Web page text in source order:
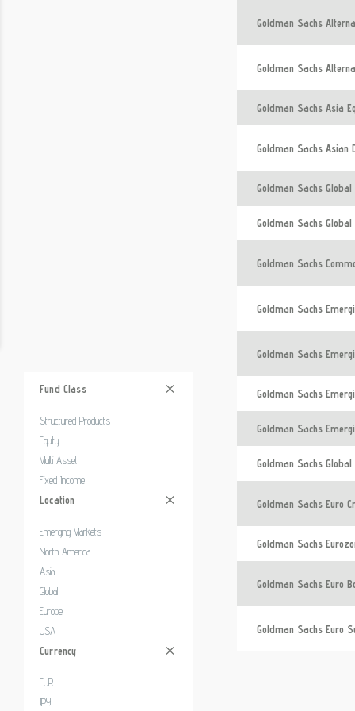
Fund Class
Structured Products
Equity
Multi Asset
Fixed Income
Location
Emerging Markets
North America
Asia
Global
Europe
USA
Currency
EUR
JPY
Goldman Sachs
Goldman Sachs
Goldman Sachs Asia
Goldman Sachs Asian
Goldman Sachs Global
Goldman Sachs
Goldman Sachs
Goldman Sachs
Goldman Sachs
Goldman Sachs
Goldman Sachs
Goldman Sachs
Goldman Sachs Euro
Goldman Sachs
Goldman Sachs Euro
Goldman Sachs Euro